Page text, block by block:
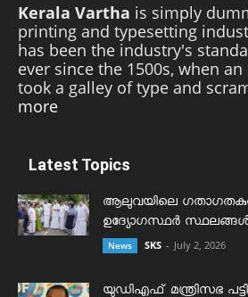
Kerala Vartha is simply
printing and typesetting
has been the industry's
ever since the 1500s, when
took a galley of type and
more
Latest Topics
ആലുവയിലെ
ഉദ്യോഗസ്ഥർ സ്ഥലങ്ങൾ
News SKS - July 2, 2026
യുഡിഎഫ് മന്ത്രിസഭ